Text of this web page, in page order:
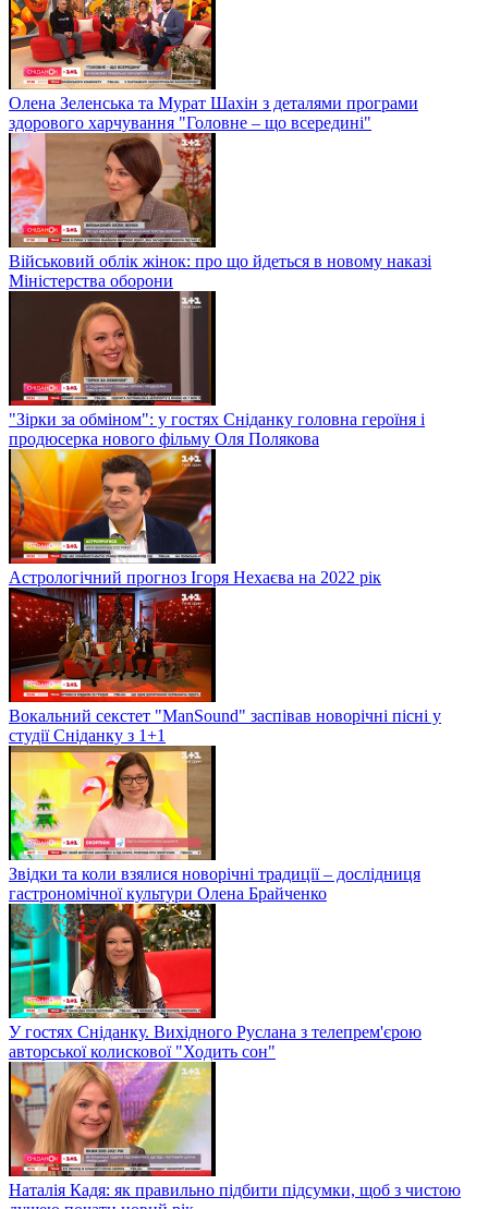
Олена Зеленська та Мурат Шахін з деталями програми
здорового харчування "Головне – що всередині"
Військовий облік жінок: про що йдеться в новому наказі
Міністерства оборони
"Зірки за обміном": у гостях Сніданку головна героїня і
продюсерка нового фільму Оля Полякова
Астрологічний прогноз Ігоря Нехаєва на 2022 рік
Вокальний секстет "ManSound" заспівав новорічні пісні у
студії Сніданку з 1+1
Звідки та коли взялися новорічні традиції – дослідниця
гастрономічної культури Олена Брайченко
У гостях Сніданку. Вихідного Руслана з телепрем'єрою
авторської колискової "Ходить сон"
Наталія Кадя: як правильно підбити підсумки, щоб з чистою